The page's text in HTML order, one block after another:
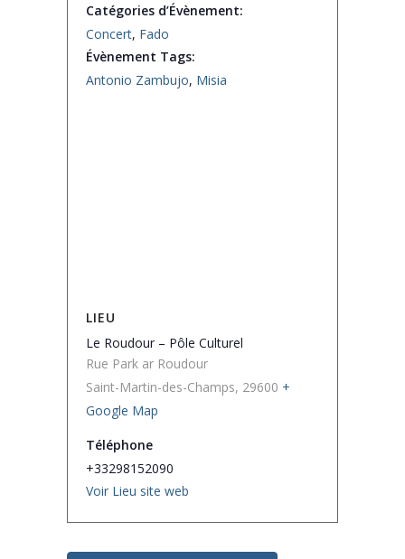
Catégories d’Évènement:
Concert, Fado
Évènement Tags:
Antonio Zambujo, Misia
LIEU
Le Roudour – Pôle Culturel
Rue Park ar Roudour
Saint-Martin-des-Champs, 29600 +
Google Map
Téléphone
+33298152090
Voir Lieu site web